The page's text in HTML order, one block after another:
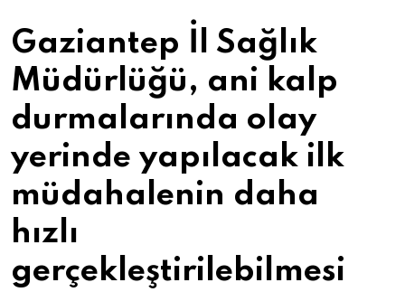
Gaziantep İl Sağlık
Müdürlüğü, ani kalp
durmalarında olay
yerinde yapılacak ilk
müdahalenin daha
hızlı
gerçekleştirilebilmesi